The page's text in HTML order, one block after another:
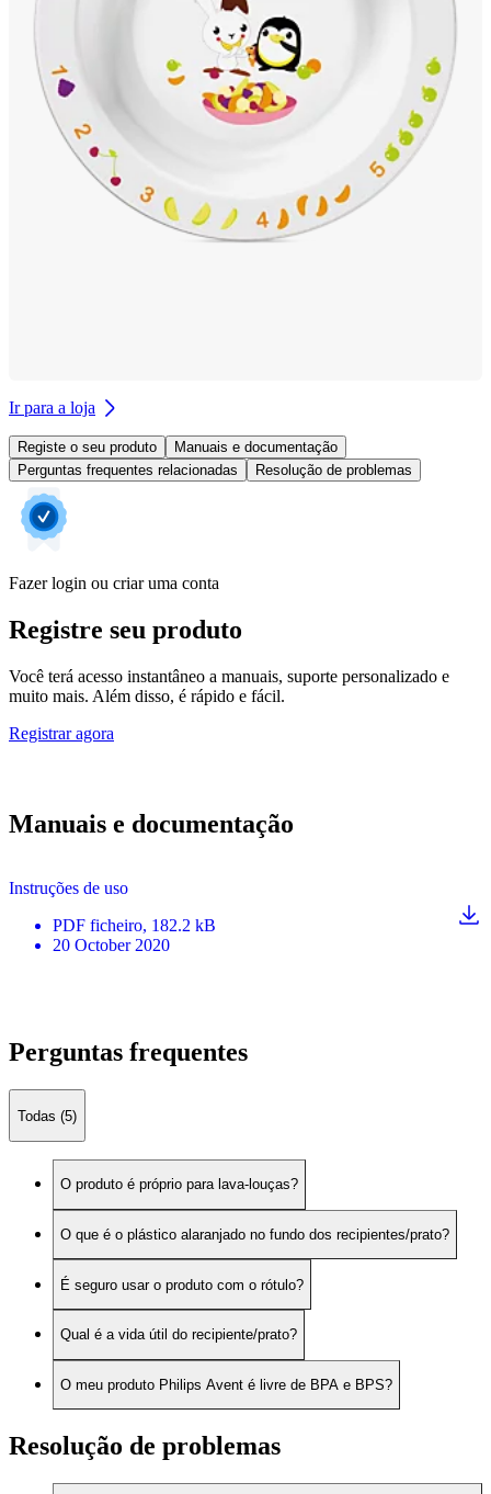
Ir para a loja
Registe o seu produto
Manuais e documentação
Perguntas frequentes relacionadas
Resolução de problemas
Fazer login ou criar uma conta
Registre seu produto
Você terá acesso instantâneo a manuais, suporte personalizado e
muito mais. Além disso, é rápido e fácil.
Registrar agora
Manuais e documentação
Instruções de uso
PDF ficheiro, 182.2 kB
20 October 2020
Perguntas frequentes
Todas (5)
O produto é próprio para lava-louças?
O que é o plástico alaranjado no fundo dos recipientes/prato?
É seguro usar o produto com o rótulo?
Qual é a vida útil do recipiente/prato?
O meu produto Philips Avent é livre de BPA e BPS?
Resolução de problemas